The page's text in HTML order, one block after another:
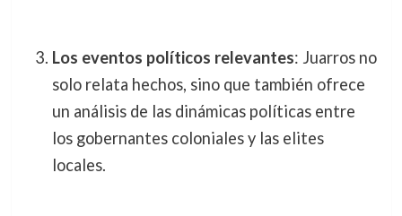
Los eventos políticos relevantes: Juarros no
solo relata hechos, sino que también ofrece
un análisis de las dinámicas políticas entre
los gobernantes coloniales y las elites
locales.